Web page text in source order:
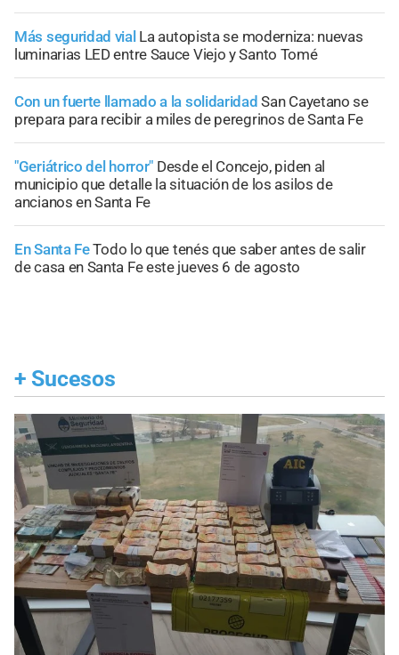
Más seguridad vial La autopista se moderniza: nuevas
luminarias LED entre Sauce Viejo y Santo Tomé
Con un fuerte llamado a la solidaridad San Cayetano se
prepara para recibir a miles de peregrinos de Santa Fe
"Geriátrico del horror" Desde el Concejo, piden al
municipio que detalle la situación de los asilos de
ancianos en Santa Fe
En Santa FeTodo lo que tenés que saber antes de salir
de casa en Santa Fe este jueves 6 de agosto
+ Sucesos